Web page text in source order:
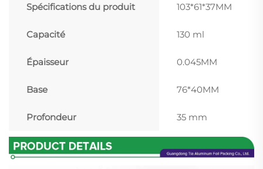
Spécifications du produit 103*61*37MM
Capacité 130 ml
Épaisseur 0.045MM
Base 76*40MM
Profondeur 35 mm